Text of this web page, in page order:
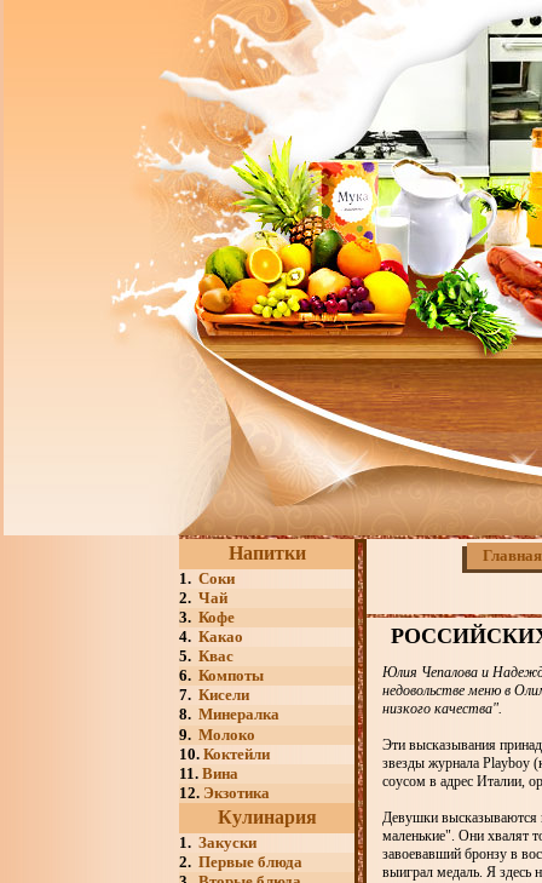
Напитки
1. Соки
2. Чай
3. Кофе
4. Какао
5. Квас
6. Компоты
7. Кисели
8. Минералка
9. Молоко
10. Коктейли
11. Вина
12. Экзотика
Кулинария
1. Закуски
2. Первые блюда
Главная
Юлия Чепалова и
недовольстве меню в
низкого качества".
Эти высказывания
звезды журнала Playboy
соусом в адрес Италии,
Девушки высказываются
маленькие". Они хвалят
завоевавший бронзу в
выиграл медаль. Я здесь